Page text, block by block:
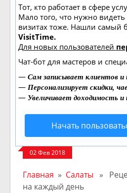
Тот, кто работает в сфере
Мало того, что нужно
визитах тоже. Нашли
VisitTime.
Для новых пользователей
Чат-бот для мастеров и
— Сам записывает клиентов
— Персонализирует скидки,
— Увеличивает доходимость
Начать
02 Фев 2018
Главная » Салаты »
на каждый день